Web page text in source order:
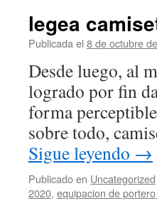
legea
Publicada el 8 de octubre
Desde luego, al
logrado por fin
forma
sobre todo,
Sigue leyendo →
Publicado en Uncategorized
2020, equipacion de